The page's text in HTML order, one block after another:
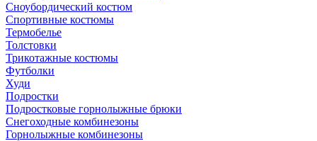
Сноубордический костюм
Спортивные костюмы
Термобелье
Толстовки
Трикотажные костюмы
Футболки
Худи
Подростки
Подростковые горнолыжные брюки
Снегоходные комбинезоны
Горнолыжные комбинезоны